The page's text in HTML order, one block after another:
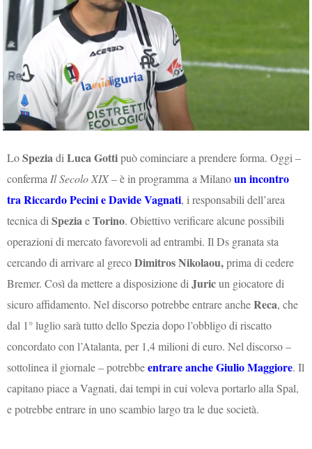
LoSpeziadiLuca Gottipuò cominciare a prendere forma. Oggi –
conferma Il Secolo XIX– è in programmaa Milano un incontro
tra Riccardo Pecini e Davide Vagnati, i responsabili dell’area
tecnica diSpeziaeTorino. Obiettivo verificare alcune possibili
operazioni di mercato favorevoli ad entrambi.Il Ds granata sta
cercando di arrivare al grecoDimitros Nikolaou,prima di cedere
Bremer. Così da mettere a disposizione diJuricun giocatore di
sicuro affidamento. Nel discorso potrebbe entrare ancheReca, che
dal 1° luglio sarà tutto dello Spezia dopo l’obbligo di riscatto
concordato con l’Atalanta, per 1,4 milioni di euro.Nel discorso –
sottolinea il giornale – potrebbeentrare anche Giulio Maggiore. Il
capitano piace a Vagnati, dai tempi in cui voleva portarlo alla Spal,
e potrebbe entrare in uno scambio largo tra le due società.